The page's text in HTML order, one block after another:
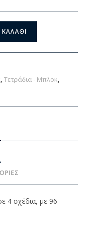
,Τετράδια - Μπλοκ,
4 σχέδια, με 96